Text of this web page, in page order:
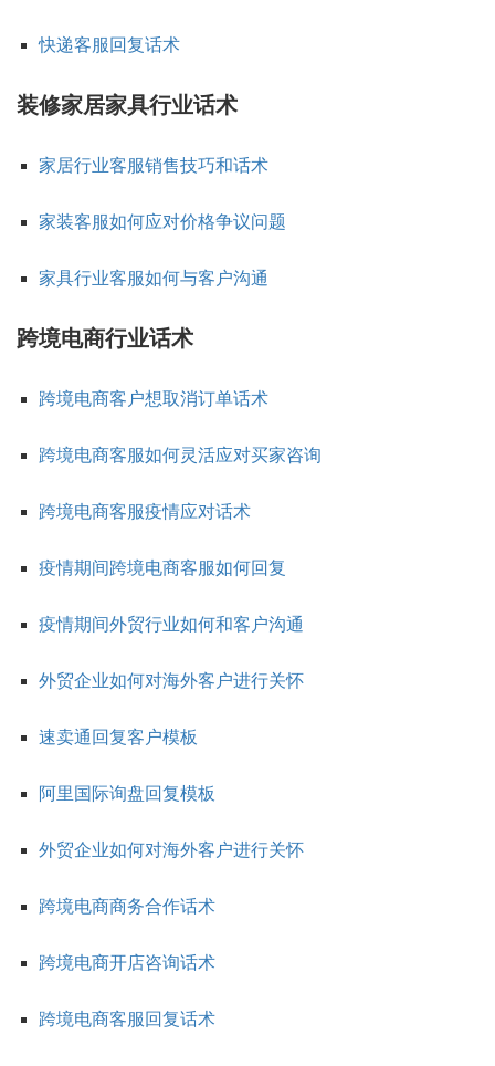
快递客服回复话术
装修家居家具行业话术
家居行业客服销售技巧和话术
家装客服如何应对价格争议问题
家具行业客服如何与客户沟通
跨境电商行业话术
跨境电商客户想取消订单话术
跨境电商客服如何灵活应对买家咨询
跨境电商客服疫情应对话术
疫情期间跨境电商客服如何回复
疫情期间外贸行业如何和客户沟通
外贸企业如何对海外客户进行关怀
速卖通回复客户模板
阿里国际询盘回复模板
外贸企业如何对海外客户进行关怀
跨境电商商务合作话术
跨境电商开店咨询话术
跨境电商客服回复话术